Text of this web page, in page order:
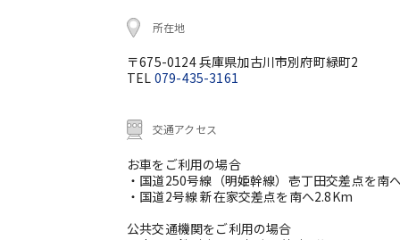
所在地
〒675-0124 兵庫県加古川市別府町緑町2
TEL 079-435-3161
交通アクセス
お車をご利用の場合
・国道250号線（明姫幹線）壱丁田交差点を南
・国道2号線 新在家交差点を南へ2.8Km
公共交通機関をご利用の場合